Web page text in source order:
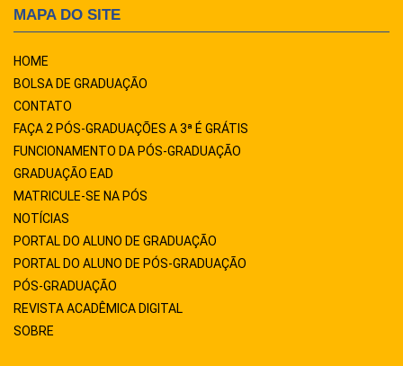
MAPA DO SITE
HOME
BOLSA DE GRADUAÇÃO
CONTATO
FAÇA 2 PÓS-GRADUAÇÕES A 3ª É GRÁTIS
FUNCIONAMENTO DA PÓS-GRADUAÇÃO
GRADUAÇÃO EAD
MATRICULE-SE NA PÓS
NOTÍCIAS
PORTAL DO ALUNO DE GRADUAÇÃO
PORTAL DO ALUNO DE PÓS-GRADUAÇÃO
PÓS-GRADUAÇÃO
REVISTA ACADÊMICA DIGITAL
SOBRE